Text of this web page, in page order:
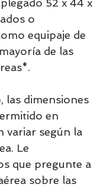
o
equipaje de
de las
las dimensiones
en
variar según la
Le
que pregunte a
sobre las